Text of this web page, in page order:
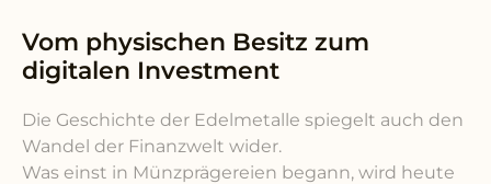
Vom physischen Besitz zum
digitalen Investment
Die Geschichte der Edelmetalle spiegelt auch den
Wandel der Finanzwelt wider.
Was einst in Münzprägereien begann, wird heute